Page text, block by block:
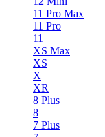
11 Pro Max
11 Pro
11
XS Max
XS
X
XR
8 Plus
8
7 Plus